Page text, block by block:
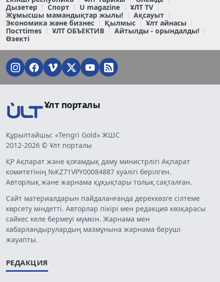
Дызетер
Спорт U magazine
ҰЛТ TV
Жұмысшы мамандықтар жылы!
Ақсауыт
Экономика және бизнес
Қылмыс
Ұлт айнасы
Постtimes
ҰЛТ ОБЪЕКТИВ
Айтылды - орындалды!
Өзекті
Ұлт порталы
Құрылтайшы: «Tengri Gold» ЖШС
2012-2026 © Ұлт порталы
ҚР Ақпарат және қоғамдық даму министрлігі Ақпарат
комитетінің №KZ71VPY00084887 куәлігі берілген.
Авторлық және жарнама құқықтары толық сақталған.
Сайт материалдарын пайдаланғанда дереккөзге сілтеме
көрсету міндетті. Авторлар пікірі мен редакция көзқарасы
сәйкес келе бермеуі мүмкін. Жарнама мен
хабарландырулардың мазмұнына жарнама беруші
жауапты.
РЕДАКЦИЯ